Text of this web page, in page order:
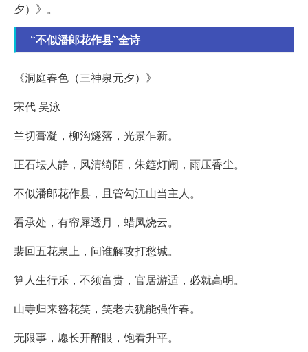
夕）》。
“不似潘郎花作县”全诗
《洞庭春色（三神泉元夕）》
宋代 吴泳
兰切膏凝，柳沟燧落，光景乍新。
正石坛人静，风清绮陌，朱筵灯闹，雨压香尘。
不似潘郎花作县，且管勾江山当主人。
看承处，有帘犀透月，蜡凤烧云。
裴回五花泉上，问谁解攻打愁城。
算人生行乐，不须富贵，官居游适，必就高明。
山寺归来簪花笑，笑老去犹能强作春。
无限事，愿长开醉眼，饱看升平。